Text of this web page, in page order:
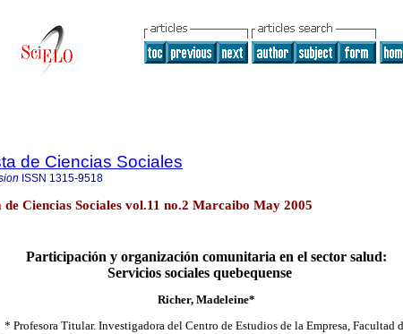
de Ciencias Sociales
ISSN 1315-9518
de Ciencias Sociales vol.11 no.2 Marcaibo May 2005
Participación y organización comunitaria en el sector salud:
Servicios sociales quebequense
Richer, Madeleine*
* Profesora Titular. Investigadora del Centro de Estudios de la Empresa, Facultad